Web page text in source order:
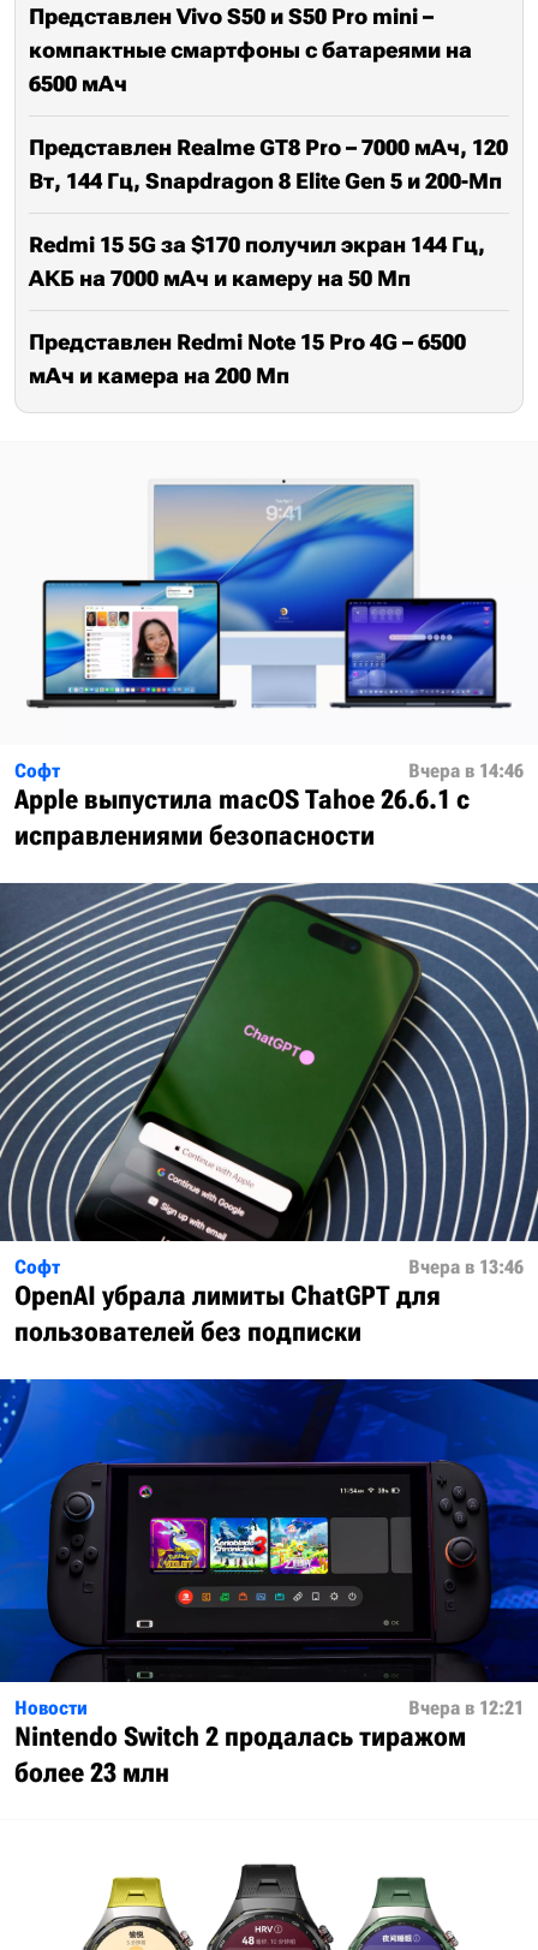
Представлен Vivo S50 и S50 Pro mini –
компактные смартфоны с батареями на
6500 мАч
Представлен Realme GT8 Pro – 7000 мАч, 120
Вт, 144 Гц, Snapdragon 8 Elite Gen 5 и 200-Мп
Redmi 15 5G за $170 получил экран 144 Гц,
АКБ на 7000 мАч и камеру на 50 Мп
Представлен Redmi Note 15 Pro 4G – 6500
мАч и камера на 200 Мп
Софт Вчера в 14:46
Apple выпустила macOS Tahoe 26.6.1 с
исправлениями безопасности
Софт Вчера в 13:46
OpenAI убрала лимиты ChatGPT для
пользователей без подписки
Новости Вчера в 12:21
Nintendo Switch 2 продалась тиражом
более 23 млн